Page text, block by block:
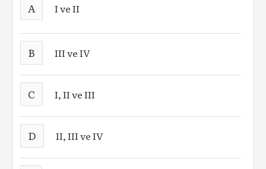
A I ve II
B III ve IV
C I, II ve III
D II, III ve IV